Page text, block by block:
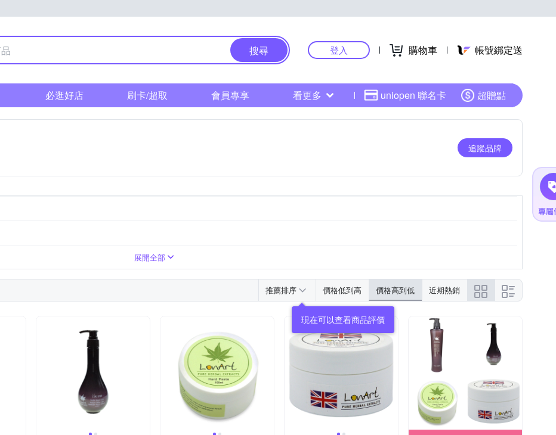
搜尋 登入 購物車 帳號綁定送
必逛好店 刷卡/超取 會員專享 看更多 uniopen 聯名卡 超贈點
追蹤品牌
展開全部
推薦排序 價格低到高 價格高到低 近期熱銷
現在可以查看商品評價